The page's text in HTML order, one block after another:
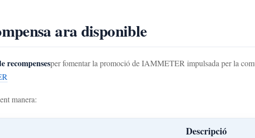
ara disponible
recompensesper fomentar la promoció de IAMMETER impulsada per la
manera:
Descripció